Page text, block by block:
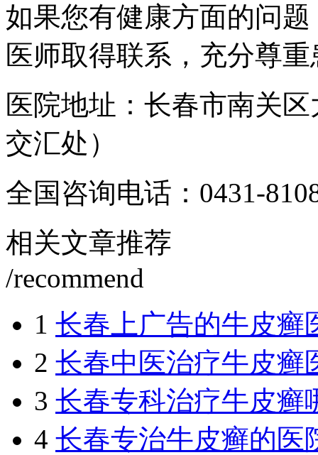
如果您有健康方面的问
医师取得联系，充分尊
医院地址：长春市南关
交汇处）
全国咨询电话： 0431-
相关文章推荐
/recommend
1 长春上广告的牛皮癣
2 长春中医治疗牛皮癣
3 长春专科治疗牛皮癣
4 长春专治牛皮癣的医